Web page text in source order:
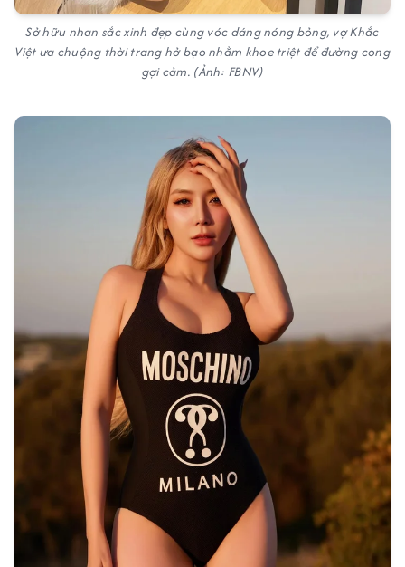
Sở hữu nhan sắc xinh đẹp cùng vóc dáng nóng bỏng, vợ Khắc
Việt ưa chuộng thời trang hở bạo nhằm khoe triệt để đường cong
gợi cảm. (Ảnh: FBNV)